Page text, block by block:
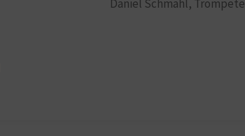
Daniel Schmahl, Trompete